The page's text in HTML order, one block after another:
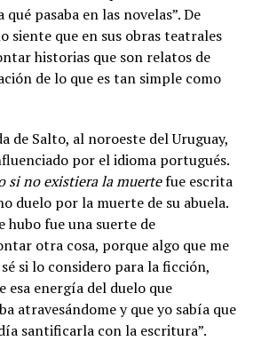
pasaba en las novelas”. De
siente que en sus obras teatrales
historias que son relatos de
de lo que es tan simple como
de Salto, al noroeste del Uruguay,
por el idioma portugués.
si no existiera la muertefue escrita
duelo por la muerte de su abuela.
hubo fue una suerte de
otra cosa, porque algo que me
si lo considero para la ficción,
esa energía del duelo que
atravesándome y que yo sabía que
santificarla con la escritura”.